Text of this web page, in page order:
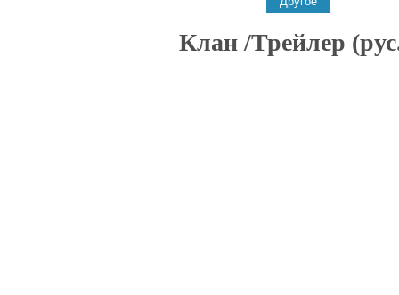
Клан /Трейлер